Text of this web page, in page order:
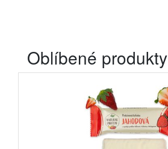
Oblíbené produkty